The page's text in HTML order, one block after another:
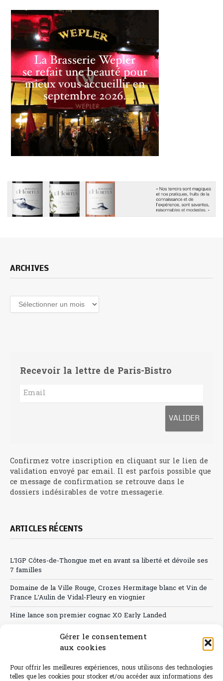
Gérer le consentement
aux cookies
Pour offrir les meilleures expériences, nous utilisons des technologies
telles que les cookies pour stocker et/ou accéder aux informations des
ARCHIVES
Archives
Recevoir la lettre de Paris-Bistro
Confirmez votre inscription en cliquant sur le lien de
validation envoyé par email. Il est parfois possible que
ce message de confirmation se retrouve dans le
dossiers indésirables de votre messagerie.
ARTICLES RÉCENTS
L’IGP Côtes-de-Thongue met en avant sa liberté et dévoile ses
7 familles
Domaine de la Ville Rouge, Crozes Hermitage blanc et Vin de
France L’Aulin de Vidal-Fleury en viognier
Hine lance son premier cognac XO Early Landed
Canicule : A quand le CHR à « l’heure espagnole » ?
Sélection de rosés 2026